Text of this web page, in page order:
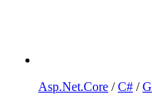
Asp.Net.Core /C# /